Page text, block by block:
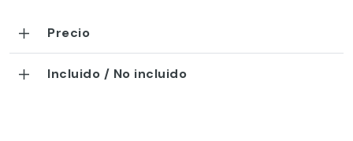
Precio
Incluido / No incluido